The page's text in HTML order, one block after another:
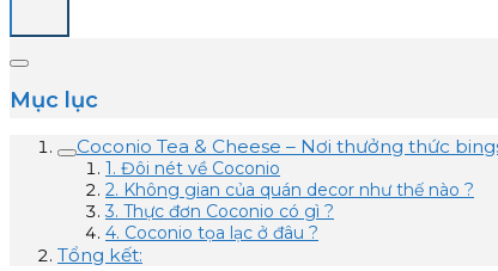
Mục lục
Coconio Tea & Cheese – Nơi thưởng thức
1. Đôi nét về Coconio
2. Không gian của quán decor như thế nào ?
3. Thực đơn Coconio có gì ?
4. Coconio tọa lạc ở đâu ?
Tổng kết: